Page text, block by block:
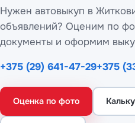
Нужен автовыкуп в
объявлений? Оценим по
документы и оформим
+375 (29) 641-47-29+375
Оценка по фото